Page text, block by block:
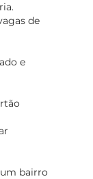
de
e
bairro